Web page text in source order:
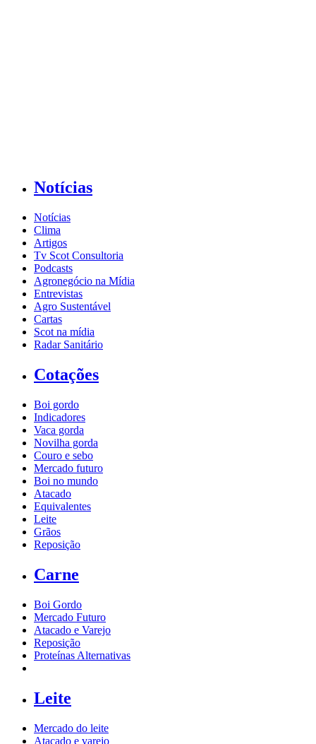
Notícias
Notícias
Clima
Artigos
Tv Scot Consultoria
Podcasts
Agronegócio na Mídia
Entrevistas
Agro Sustentável
Cartas
Scot na mídia
Radar Sanitário
Cotações
Boi gordo
Indicadores
Vaca gorda
Novilha gorda
Couro e sebo
Mercado futuro
Boi no mundo
Atacado
Equivalentes
Leite
Grãos
Reposição
Carne
Boi Gordo
Mercado Futuro
Atacado e Varejo
Reposição
Proteínas Alternativas
Leite
Mercado do leite
Atacado e varejo